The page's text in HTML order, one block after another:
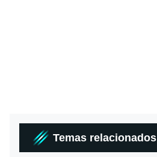
Temas relacionados